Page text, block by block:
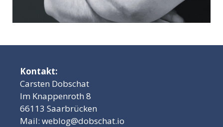
Kontakt:
Carsten Dobschat
Im Knappenroth 8
66113 Saarbrücken
Mail: weblog@dobschat.io